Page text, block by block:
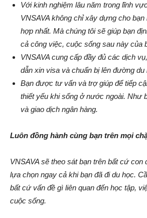
Với kinh nghiệm lâu năm trong lĩnh
VNSAVA không chỉ xây dựng cho
hợp nhất. Mà chúng tôi sẽ giúp bạn
cả công việc, cuộc sống sau này của
VNSAVA cung cấp đầy đủ các dịch
dẫn xin visa và chuẩn bị lên đường du
Bạn được tư vấn và trợ giúp để tiếp
thiết yếu khi sống ở nước ngoài. Như
và giao dịch ngân hàng.
Luôn đồng hành cùng bạn trên mọi
VNSAVA sẽ theo sát bạn trên bất cứ con
lựa chọn ngay cả khi bạn đã đi du học.
bất cứ vấn đề gì liên quan đến học tập,
cuộc sống.